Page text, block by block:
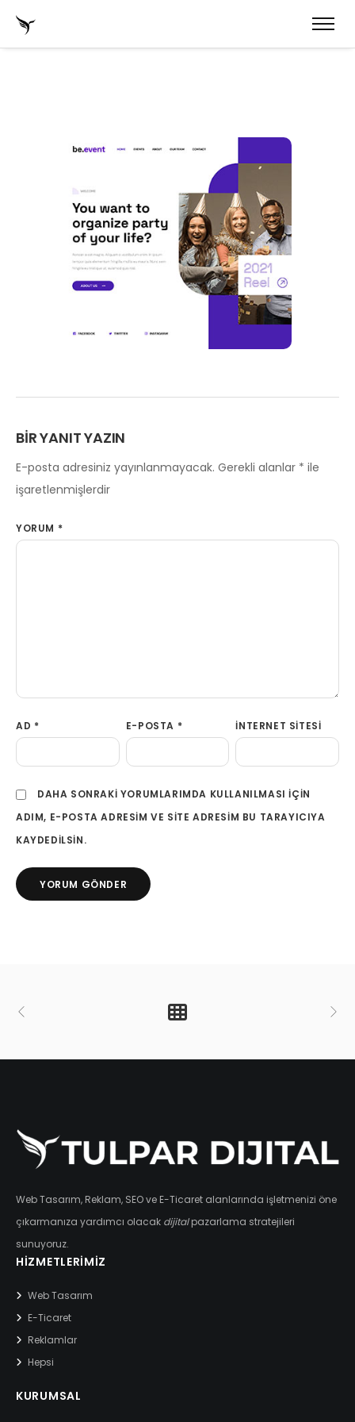
BIR YANIT YAZIN
E-posta adresiniz yayınlanmayacak. Gerekli alanlar * ile
işaretlenmişlerdir
YORUM *
AD * E-POSTA * İNTERNET SITESI
DAHA SONRAKI YORUMLARIMDA KULLANILMASI IÇIN
ADIM, E-POSTA ADRESIM VE SITE ADRESIM BU TARAYICIYA
KAYDEDILSIN.
Web Tasarım, Reklam, SEO ve E-Ticaret alanlarında işletmenizi öne
çıkarmanıza yardımcı olacak dijitalpazarlama stratejileri
sunuyoruz.
HIZMETLERIMIZ
Web Tasarım
E-Ticaret
Reklamlar
Hepsi
KURUMSAL